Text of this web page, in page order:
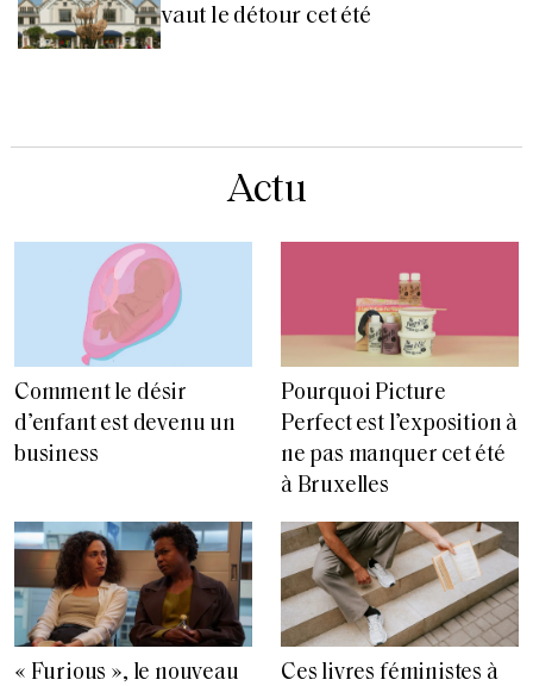
vaut le détour cet été
Actu
Comment le désir
d’enfant est devenu un
business
Pourquoi Picture
Perfect est l’exposition à
ne pas manquer cet été
à Bruxelles
« Furious », le nouveau
Ces livres féministes à